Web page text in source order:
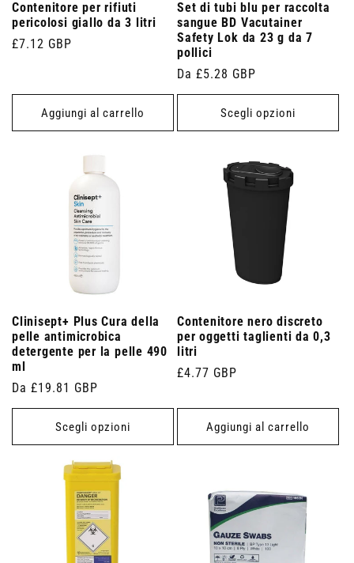
Contenitore per rifiuti
pericolosi giallo da 3 litri
Prezzo
£7.12 GBP
Aggiungi al carrello
Set di tubi blu per raccolta
sangue BD Vacutainer
Safety Lok da 23 g da 7
pollici
Prezzo
di
Da £5.28 GBP
Scegli opzioni
Clinisept+ Plus Cura della
pelle antimicrobica
detergente per la pelle 490
ml
Prezzo
di
Da £19.81 GBP
Scegli opzioni
Contenitore nero discreto
per oggetti taglienti da 0,3
litri
Prezzo
listino
£4.77 GBP
Aggiungi al carrello